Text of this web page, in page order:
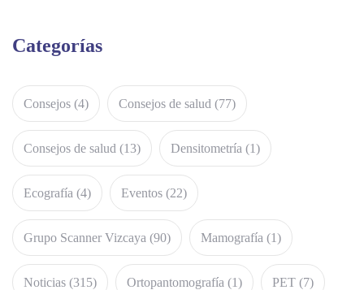
Categorías
Consejos (4) Consejos de salud (77)
Consejos de salud (13) Densitometría (1)
Ecografía (4) Eventos (22)
Grupo Scanner Vizcaya (90) Mamografía (1)
Noticias (315) Ortopantomografía (1) PET (7)